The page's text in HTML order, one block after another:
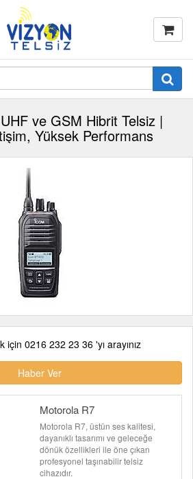
ve GSM Hibrit Telsiz |
Yüksek Performans
için 0216 232 23 36 'yı arayınız
Haber Ver
Motorola R7
Motorola R7, üstün ses kalitesi,
dayanıklı tasarımı ve geleceğe
dönük özellikleri ile öne çıkan
profesyonel taşınabilir telsiz
cihazıdır.